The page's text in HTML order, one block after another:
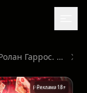
Ролан Гаррос. Женщины
Реклама 18+